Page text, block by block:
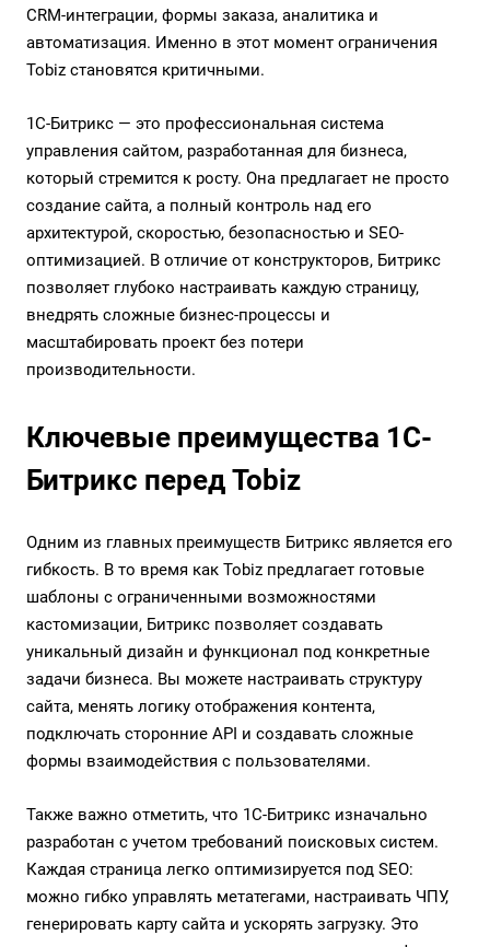
CRM-интеграции, формы заказа, аналитика и
автоматизация. Именно в этот момент ограничения
Tobiz становятся критичными.
1С-Битрикс — это профессиональная система
управления сайтом, разработанная для бизнеса,
который стремится к росту. Она предлагает не просто
создание сайта, а полный контроль над его
архитектурой, скоростью, безопасностью и SEO-
оптимизацией. В отличие от конструкторов, Битрикс
позволяет глубоко настраивать каждую страницу,
внедрять сложные бизнес-процессы и
масштабировать проект без потери
производительности.
Ключевые преимущества 1С-
Битрикс перед Tobiz
Одним из главных преимуществ Битрикс является его
гибкость. В то время как Tobiz предлагает готовые
шаблоны с ограниченными возможностями
кастомизации, Битрикс позволяет создавать
уникальный дизайн и функционал под конкретные
задачи бизнеса. Вы можете настраивать структуру
сайта, менять логику отображения контента,
подключать сторонние API и создавать сложные
формы взаимодействия с пользователями.
Также важно отметить, что 1С-Битрикс изначально
разработан с учетом требований поисковых систем.
Каждая страница легко оптимизируется под SEO:
можно гибко управлять метатегами, настраивать ЧПУ,
генерировать карту сайта и ускорять загрузку. Это